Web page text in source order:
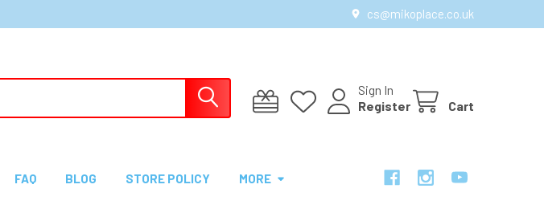
cs@mikoplace.co.uk
Sign In
Register
Cart
FAQ BLOG STORE POLICY MORE